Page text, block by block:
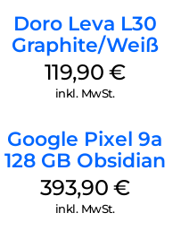
Doro Leva L30
Graphite/Weiß
119,90 €
inkl. MwSt.
Google Pixel 9a
128 GB Obsidian
393,90 €
inkl. MwSt.